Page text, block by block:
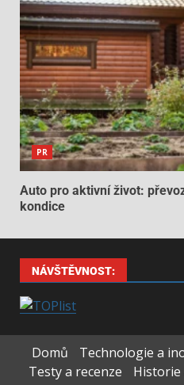
PR
Auto pro aktivní život:
kondice
NÁVŠTĚVNOST:
Domů Technologie a
Testy a recenze
Historie